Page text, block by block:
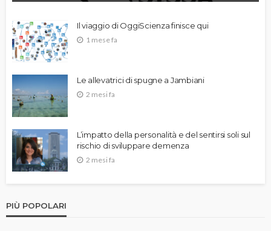
Il viaggio di OggiScienza finisce qui
1 mese fa
Le allevatrici di spugne a Jambiani
2 mesi fa
L’impatto della personalità e del sentirsi soli sul
rischio di sviluppare demenza
2 mesi fa
PIÙ POPOLARI